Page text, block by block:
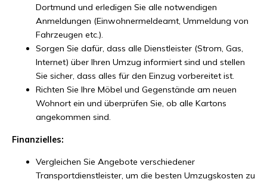
Dortmund und erledigen Sie alle notwendigen
Anmeldungen (Einwohnermeldeamt, Ummeldung von
Fahrzeugen etc.).
Sorgen Sie dafür, dass alle Dienstleister (Strom, Gas,
Internet) über Ihren Umzug informiert sind und stellen
Sie sicher, dass alles für den Einzug vorbereitet ist.
Richten Sie Ihre Möbel und Gegenstände am neuen
Wohnort ein und überprüfen Sie, ob alle Kartons
angekommen sind.
Finanzielles:
Vergleichen Sie Angebote verschiedener
Transportdienstleister, um die besten Umzugskosten zu